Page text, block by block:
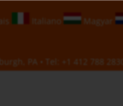
Italiano Magyar
PA • Tel: +1 412 788 2830